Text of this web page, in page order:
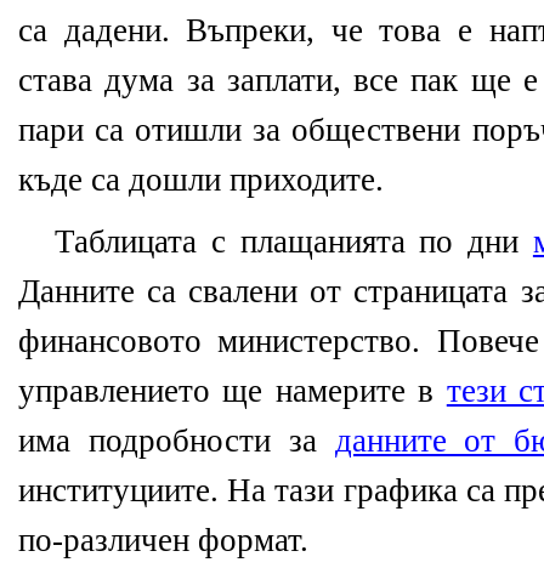
са дадени. Въпреки, че това е
става дума за заплати, все пак ще
пари са отишли за обществени
къде са дошли приходите.
Таблицата с плащанията по дни
Данните са свалени от страницата
финансовото министерство.
управлението ще намерите в тези
има подробности за данните от
институциите. На тази графика са
по-различен формат.